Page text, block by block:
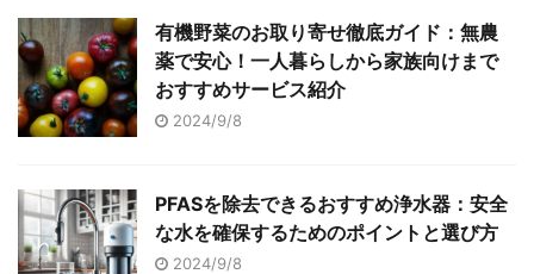
有機野菜のお取り寄せ徹底ガイド：無農
薬で安心！一人暮らしから家族向けまで
おすすめサービス紹介
2024/9/8
PFASを除去できるおすすめ浄水器：安全
な水を確保するためのポイントと選び方
2024/9/8